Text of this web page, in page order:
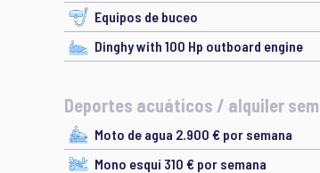
Equipos de buceo
Dinghy with 100 Hp outboard engine
Deportes acuáticos / alquiler
Moto de agua 2.900 € por semana
Mono esquí 310 € por semana